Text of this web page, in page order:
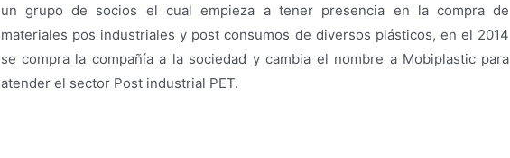
un grupo de socios el cual empieza a tener presencia en la compra de
materiales pos industriales y post consumos de diversos plásticos, en el 2014
se compra la compañía a la sociedad y cambia el nombre a Mobiplastic para
atender el sector Post industrial PET.